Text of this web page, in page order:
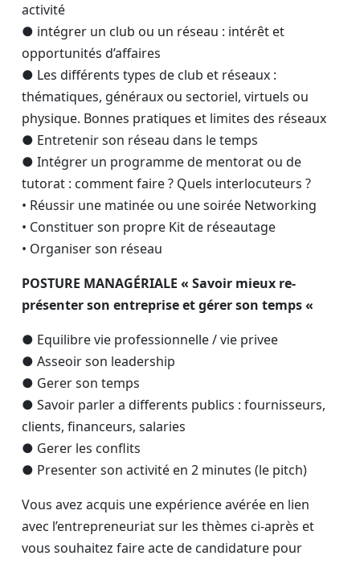
activité
● intégrer un club ou un réseau : intérêt et
opportunités d’affaires
● Les différents types de club et réseaux :
thématiques, généraux ou sectoriel, virtuels ou
physique. Bonnes pratiques et limites des réseaux
● Entretenir son réseau dans le temps
● Intégrer un programme de mentorat ou de
tutorat : comment faire ? Quels interlocuteurs ?
• Réussir une matinée ou une soirée Networking
• Constituer son propre Kit de réseautage
• Organiser son réseau
POSTURE MANAGÉRIALE « Savoir mieux re-
présenter son entreprise et gérer son temps «
● Equilibre vie professionnelle / vie privee
● Asseoir son leadership
● Gerer son temps
● Savoir parler a differents publics : fournisseurs,
clients, financeurs, salaries
● Gerer les conflits
● Presenter son activité en 2 minutes (le pitch)
Vous avez acquis une expérience avérée en lien
avec l’entrepreneuriat sur les thèmes ci-après et
vous souhaitez faire acte de candidature pour